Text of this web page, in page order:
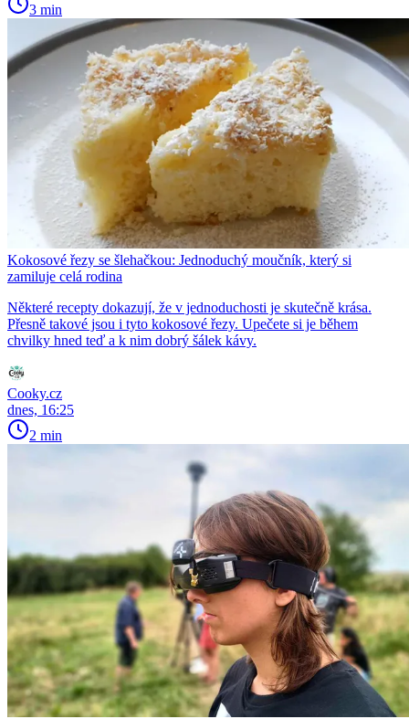
3 min
Kokosové řezy se šlehačkou: Jednoduchý moučník, který si
zamiluje celá rodina
Některé recepty dokazují, že v jednoduchosti je skutečně krása.
Přesně takové jsou i tyto kokosové řezy. Upečete si je během
chvilky hned teď a k nim dobrý šálek kávy.
Cooky.cz
dnes, 16:25
2 min